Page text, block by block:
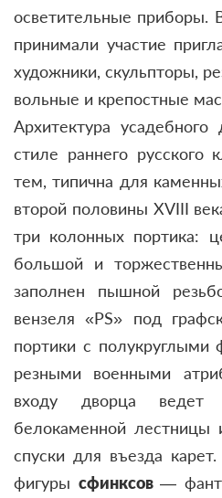
осветительные приборы.
принимали участие
художники, скульпторы,
вольные и крепостные
Архитектура
стиле раннего русского
тем, типична для
второй половины XVIII
три колонных портика:
большой и
заполнен пышной
вензеля «PS» под
портики с полукруглыми
резными военными
входу дворца ведет
белокаменной
спуски для въезда
фигуры сфинксов—